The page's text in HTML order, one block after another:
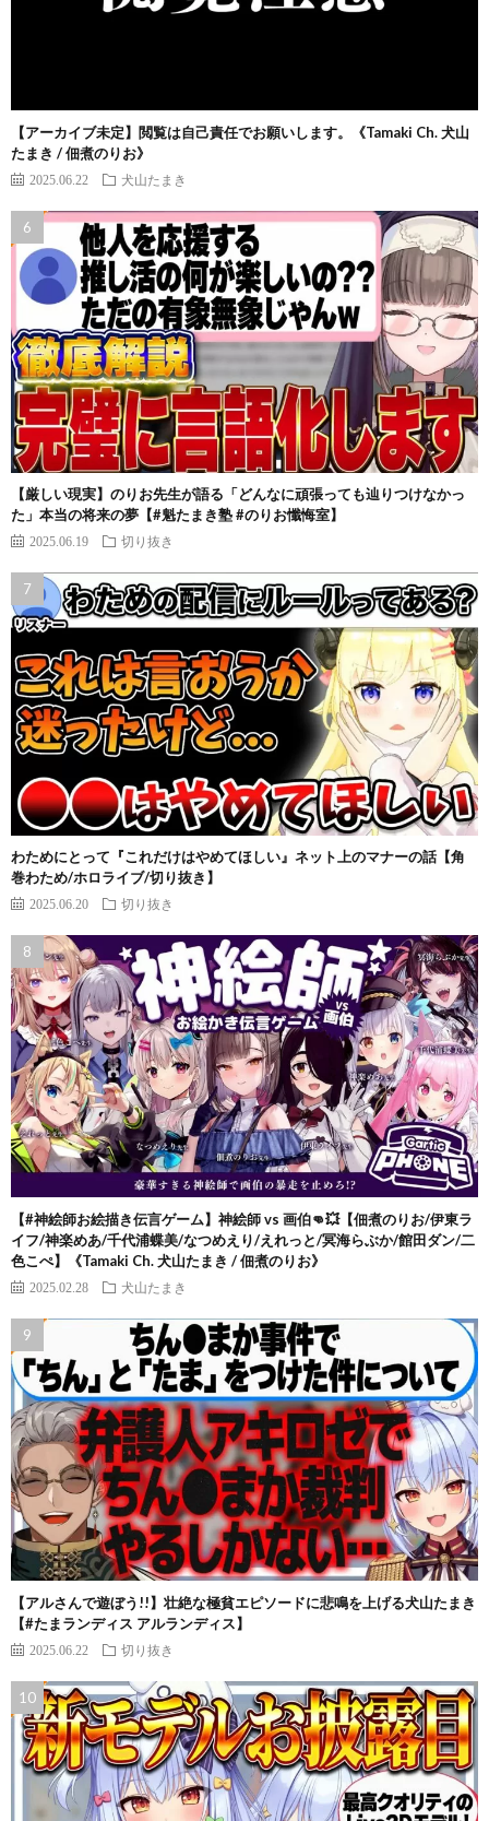
【アーカイブ未定】閲覧は自己責任でお願いします。《Tamaki Ch. 犬山
たまき / 佃煮のりお》
2025.06.22 犬山たまき
【厳しい現実】のりお先生が語る「どんなに頑張っても辿りつけなかっ
た」本当の将来の夢【#魁たまき塾 #のりお懺悔室】
2025.06.19 切り抜き
わためにとって『これだけはやめてほしい』ネット上のマナーの話【角
巻わため/ホロライブ/切り抜き】
2025.06.20 切り抜き
【#神絵師お絵描き伝言ゲーム】神絵師 vs 画伯👊💥【佃煮のりお/伊東ラ
イフ/神楽めあ/千代浦蝶美/なつめえり/えれっと/冥海らぶか/館田ダン/二
色こぺ】《Tamaki Ch. 犬山たまき / 佃煮のりお》
2025.02.28 犬山たまき
【アルさんで遊ぼう!!】壮絶な極貧エピソードに悲鳴を上げる犬山たまき
【#たまランディス アルランディス】
2025.06.22 切り抜き